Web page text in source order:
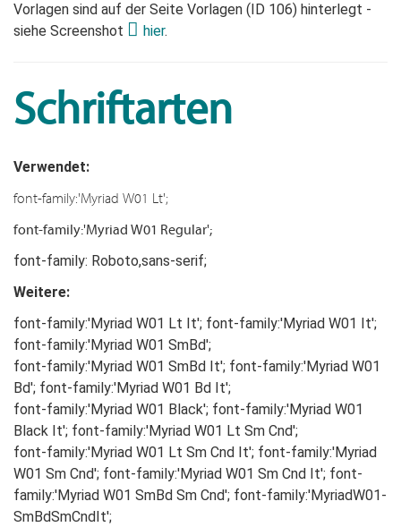
Vorlagen sind auf der Seite Vorlagen (ID 106) hinterlegt -
siehe Screenshot
hier.
Schriftarten
Verwendet:
font-family:'Myriad W01 Lt';
font-family:'Myriad W01 Regular';
font-family: Roboto,sans-serif;
Weitere:
font-family:'Myriad W01 Lt It'; font-family:'Myriad W01 It';
font-family:'Myriad W01 SmBd';
font-family:'Myriad W01 SmBd It'; font-family:'Myriad W01
Bd'; font-family:'Myriad W01 Bd It';
font-family:'Myriad W01 Black'; font-family:'Myriad W01
Black It'; font-family:'Myriad W01 Lt Sm Cnd';
font-family:'Myriad W01 Lt Sm Cnd It'; font-family:'Myriad
W01 Sm Cnd'; font-family:'Myriad W01 Sm Cnd It'; font-
family:'Myriad W01 SmBd Sm Cnd'; font-family:'MyriadW01-
SmBdSmCndIt';